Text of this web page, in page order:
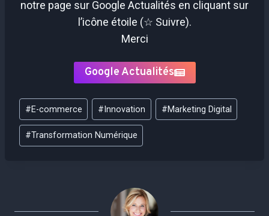
notre page sur Google Actualités en cliquant sur
l’icône étoile (☆ Suivre).
Merci
Google Actualités
Étiquettes
de
la
#E-commerce # Innovation #Marketing Digital
#Transformation Numérique